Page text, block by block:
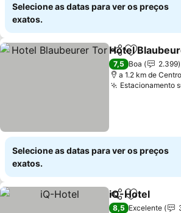
Selecione as datas para ver os preços
exatos.
PartilharAdicionar
Hotel
7,5 Boa
2.399
a 1.2 km de
Estacionamento
Selecione as datas para ver os preços
exatos.
PartilharAdicionar
iQ-Hotel
8,5 Excelente